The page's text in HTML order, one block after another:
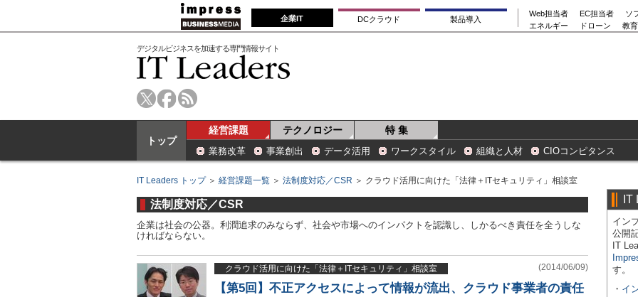
企業IT DCクラウド 製品導入
Web担当者 EC担当者
ソ
エネルギー
ドローン 教
デジタルビジネスを加速する専門情報サイト
トップ
経営課題 テクノロジー 特 集
業務改革 事業創出 データ活用 ワークスタイル 組織と人材 CIOコンピタンス
IT Leaders トップ＞ 経営課題一覧 ＞ 法制度対応／CSR ＞ クラウド活用に向けた「法律＋ITセキュリティ」相談室
法制度対応／CSR
企業は社会の公器。利潤追求のみならず、社会や市場へのインパクトを認識し、しかるべき責任を全うしな
ければならない。
クラウド活用に向けた「法律＋ITセキュリティ」相談室 (2014/06/09)
【第5回】不正アクセスによって情報が流出、クラウド事業者の責任
IT
イン
公開
IT
す。
・ イ